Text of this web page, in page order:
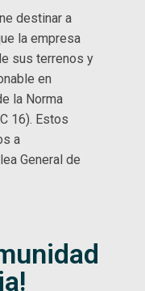
destinar a
la empresa
sus terrenos y
en
la Norma
16). Estos
a
General de